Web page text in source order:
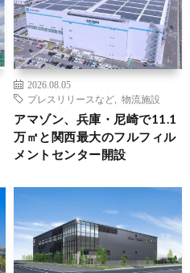
2026.08.05
プレスリリースなど
物流施設
アマゾン、兵庫・尼崎で11.1
万㎡と関西最大のフルフィル
メントセンター開設